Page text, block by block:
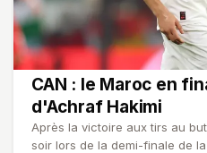
CAN : le Maroc en
d'Achraf Hakimi
Après la victoire aux tirs au
soir lors de la demi-finale de